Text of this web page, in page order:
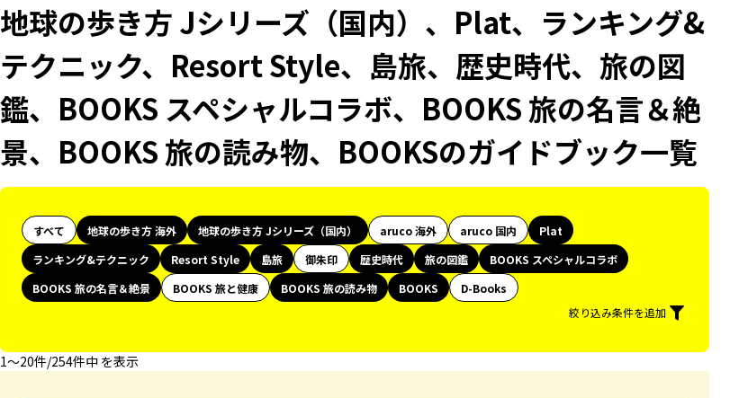
地球の歩き方 Jシリーズ（国内）、Plat、ランキング&
テクニック、Resort Style、島旅、歴史時代、旅の図
鑑、BOOKS スペシャルコラボ、BOOKS 旅の名言＆絶
景、BOOKS 旅の読み物、BOOKSのガイドブック一覧
すべて 地球の歩き方 海外 地球の歩き方 Jシリーズ（国内） aruco 海外 aruco 国内
Plat
ランキング&テクニック
Resort Style 島旅 御朱印 歴史時代 旅の図鑑
BOOKS スペシャルコラボ
BOOKS 旅の名言＆絶景
BOOKS 旅と健康 BOOKS 旅の読み物 BOOKS
D-Books
絞り込み条件を追加
1〜20件/254件中 を表示